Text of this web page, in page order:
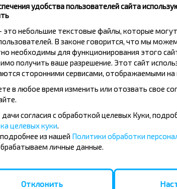
автобусные
Минск - Барановичи
Гомель - Минск
Брест - Тересполь
Брест - Беловежская Пуща
Варшава - Минск
удобства пользователей сайта
это небольшие текстовые файлы, которые
В законе говорится, что мы
необходимы для функционирования этого
получить ваше разрешение. Этот сайт
сторонними сервисами, отображаемыми на
в любое время изменить или отозвать свое
дачи согласия с обработкой целевых Куки,
целевых куки
из нашей Политики обработки
личные данные.
Отклонить